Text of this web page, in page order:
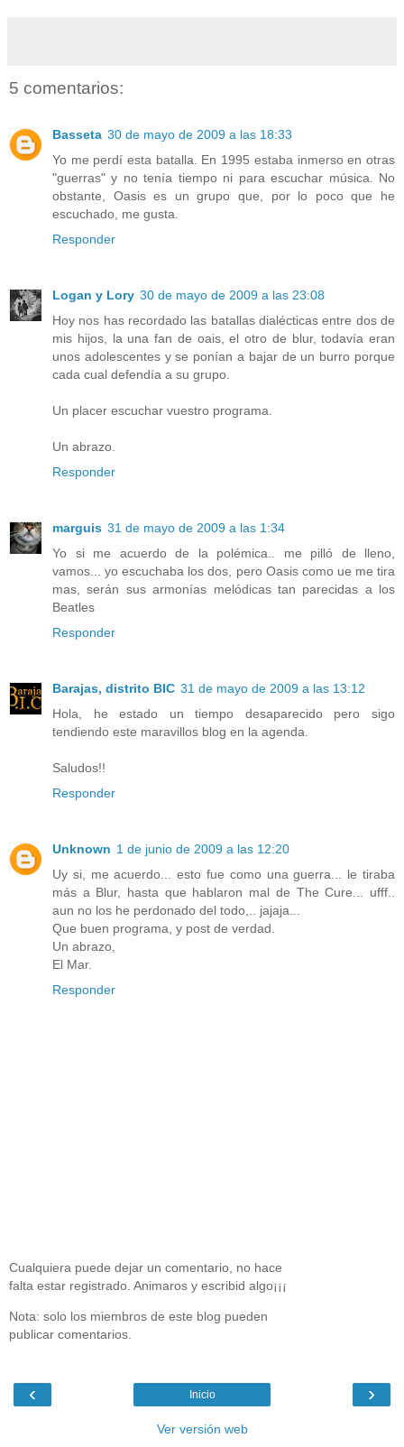
5 comentarios:
Basseta 30 de mayo de 2009 a las 18:33
Yo me perdí esta batalla. En 1995 estaba inmerso en otras
"guerras" y no tenía tiempo ni para escuchar música. No
obstante, Oasis es un grupo que, por lo poco que he
escuchado, me gusta.
Responder
Logan y Lory 30 de mayo de 2009 a las 23:08
Hoy nos has recordado las batallas dialécticas entre dos de
mis hijos, la una fan de oais, el otro de blur, todavía eran
unos adolescentes y se ponían a bajar de un burro porque
cada cual defendía a su grupo.
Un placer escuchar vuestro programa.
Un abrazo.
Responder
marguis 31 de mayo de 2009 a las 1:34
Yo si me acuerdo de la polémica.. me pilló de lleno,
vamos... yo escuchaba los dos, pero Oasis como ue me tira
mas, serán sus armonías melódicas tan parecidas a los
Beatles
Responder
Barajas, distrito BIC 31 de mayo de 2009 a las 13:12
Hola, he estado un tiempo desaparecido pero sigo
tendiendo este maravillos blog en la agenda.
Saludos!!
Responder
Unknown 1 de junio de 2009 a las 12:20
Uy si, me acuerdo... esto fue como una guerra... le tiraba
más a Blur, hasta que hablaron mal de The Cure... ufff..
aun no los he perdonado del todo,.. jajaja...
Que buen programa, y post de verdad.
Un abrazo,
El Mar.
Responder
Cualquiera puede dejar un comentario, no hace
falta estar registrado. Animaros y escribid algo¡¡¡
Nota: solo los miembros de este blog pueden
publicar comentarios.
‹ ›
Inicio
Ver versión web